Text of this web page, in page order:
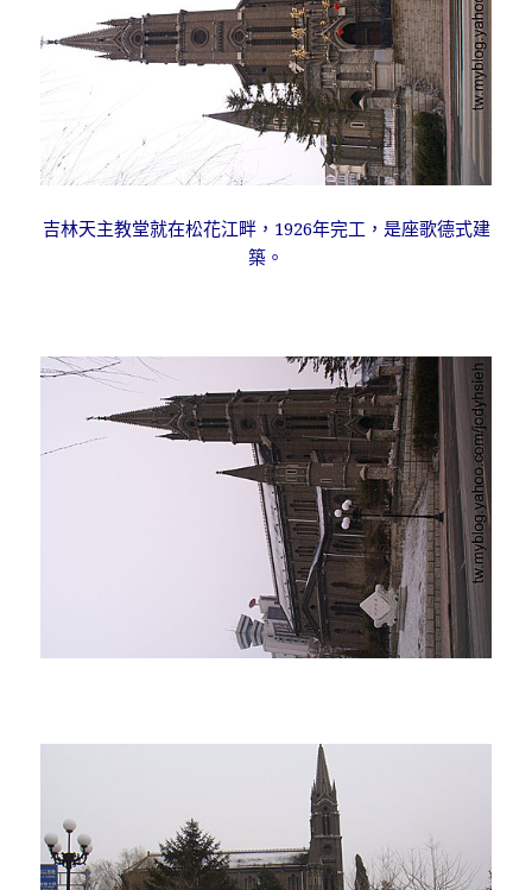
吉林天主教堂就在松花江畔，1926年完工，是座歌德式建
築。